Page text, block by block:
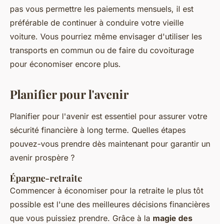
pas vous permettre les paiements mensuels, il est
préférable de continuer à conduire votre vieille
voiture. Vous pourriez même envisager d'utiliser les
transports en commun ou de faire du covoiturage
pour économiser encore plus.
Planifier pour l'avenir
Planifier pour l'avenir est essentiel pour assurer votre
sécurité financière à long terme. Quelles étapes
pouvez-vous prendre dès maintenant pour garantir un
avenir prospère ?
Épargne-retraite
Commencer à économiser pour la retraite le plus tôt
possible est l'une des meilleures décisions financières
que vous puissiez prendre. Grâce à la magie des